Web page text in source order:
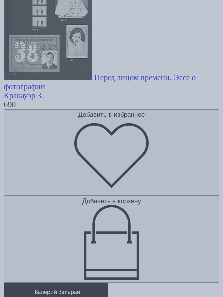
Перед лицом времени. Эссе о
фотографии
Кракауэр З.
690
Добавить в избранное
Добавить в корзину